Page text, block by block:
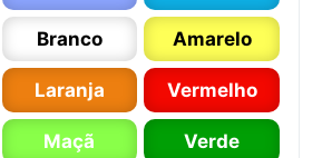
Branco Amarelo
Laranja Vermelho
Maçã Verde